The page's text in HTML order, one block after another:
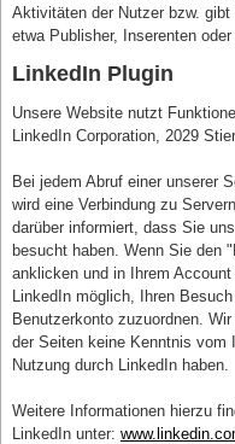
Aktivitäten der Nutzer bzw.
etwa Publisher, Inserenten
LinkedIn Plugin
Unsere Website nutzt
LinkedIn Corporation, 2029
Bei jedem Abruf einer unserer
wird eine Verbindung zu
darüber informiert, dass Sie
besucht haben. Wenn Sie den
anklicken und in Ihrem
LinkedIn möglich, Ihren
Benutzerkonto zuzuordnen.
der Seiten keine Kenntnis vom
Nutzung durch LinkedIn haben.
Weitere Informationen hierzu
LinkedIn unter: